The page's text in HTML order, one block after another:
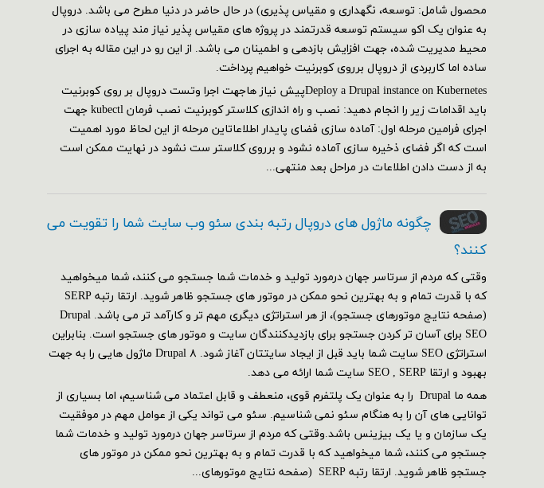
محصول شامل: توسعه، نگهداری و مقیاس پذیری) در حال حاضر در دنیا مطرح می باشد. دروپال
به عنوان یک اکو سیستم توسعه قدرتمند در پروژه های مقیاس پذیر نیاز مند پیاده سازی در
محیط مدیریت شده، جهت افزایش بازدهی و اطمینان می باشد. از این رو در این مقاله به اجرای
ساده اما کاربردی از دروپال برروی کوبرنیت خواهیم پرداخت.
Deploy a Drupal instance on Kubernetesپیش نیاز هاجهت اجرا وتست دروپال بر روی کوبرنیت
باید اقدامات زیر را انجام دهید: نصب و راه اندازی کلاستر کوبرنیت نصب فرمان kubectl جهت
اجرای فرامین مرحله اول: آماده سازی فضای پایدار اطلاعاتاین مرحله از این لحاظ مورد اهمیت
است که اگر فضای ذخیره سازی آماده نشود و برروی کلاستر ست نشود در نهایت ممکن است
به از دست دادن اطلاعات در مراحل بعد منتهی...
چگونه ماژول های دروپال رتبه بندی سئو وب سایت شما را تقویت می
کنند؟
وقتی که مردم از سرتاسر جهان درمورد تولید و خدمات شما جستجو می کنند، شما میخواهید
که با قدرت تمام و به بهترین نحو ممکن در موتور های جستجو ظاهر شوید. ارتقا رتبه SERP
(صفحه نتایج موتورهای جستجو)، از هر استراتژی دیگری مهم تر و کارآمد تر می باشد. Drupal
SEO برای آسان تر کردن جستجو برای بازدیدکنندگان سایت و موتور های جستجو است. بنابراین
استراتژی SEO سایت شما باید قبل از ایجاد سایتتان آغاز شود. Drupal ۸ ماژول هایی را به جهت
بهبود و ارتقا SEO , SERP سایت شما ارائه می دهد.
همه ما Drupal را به عنوان یک پلتفرم قوی، منعطف و قابل اعتماد می شناسیم، اما بسیاری از
توانایی های آن را به هنگام سئو نمی شناسیم. سئو می تواند یکی از عوامل مهم در موفقیت
یک سازمان و یا یک بیزینس باشد.وقتی که مردم از سرتاسر جهان درمورد تولید و خدمات شما
جستجو می کنند، شما میخواهید که با قدرت تمام و به بهترین نحو ممکن در موتور های
جستجو ظاهر شوید. ارتقا رتبه SERP (صفحه نتایج موتورهای...